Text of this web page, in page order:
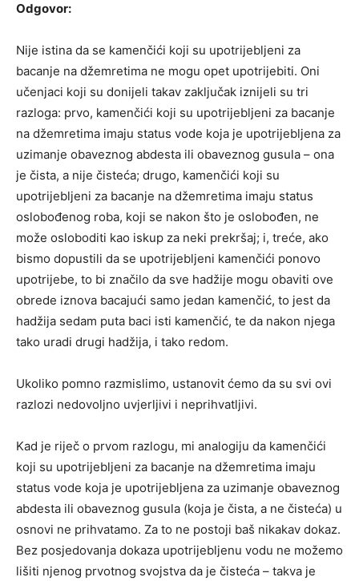
Odgovor:
Nije istina da se kamenčići koji su upotrijebljeni za
bacanje na džemretima ne mogu opet upotrijebiti. Oni
učenjaci koji su donijeli takav zaključak iznijeli su tri
razloga: prvo, kamenčići koji su upotrijebljeni za bacanje
na džemretima imaju status vode koja je upotrijebljena za
uzimanje obaveznog abdesta ili obaveznog gusula – ona
je čista, a nije čisteća; drugo, kamenčići koji su
upotrijebljeni za bacanje na džemretima imaju status
oslobođenog roba, koji se nakon što je oslobođen, ne
može osloboditi kao iskup za neki prekršaj; i, treće, ako
bismo dopustili da se upotrijebljeni kamenčići ponovo
upotrijebe, to bi značilo da sve hadžije mogu obaviti ove
obrede iznova bacajući samo jedan kamenčić, to jest da
hadžija sedam puta baci isti kamenčić, te da nakon njega
tako uradi drugi hadžija, i tako redom.
Ukoliko pomno razmislimo, ustanovit ćemo da su svi ovi
razlozi nedovoljno uvjerljivi i neprihvatljivi.
Kad je riječ o prvom razlogu, mi analogiju da kamenčići
koji su upotrijebljeni za bacanje na džemretima imaju
status vode koja je upotrijebljena za uzimanje obaveznog
abdesta ili obaveznog gusula (koja je čista, a ne čisteća) u
osnovi ne prihvatamo. Za to ne postoji baš nikakav dokaz.
Bez posjedovanja dokaza upotrijebljenu vodu ne možemo
lišiti njenog prvotnog svojstva da je čisteća – takva je